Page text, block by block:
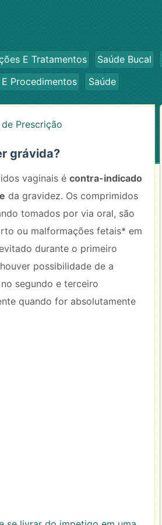
E Tratamentos Saúde Bucal
Procedimentos Saúde
Prescrição
grávida?
vaginais é contra-indicado
da gravidez. Os comprimidos
tomados por via oral, são
ou malformações fetais* em
durante o primeiro
possibilidade de a
segundo e terceiro
quando for absolutamente